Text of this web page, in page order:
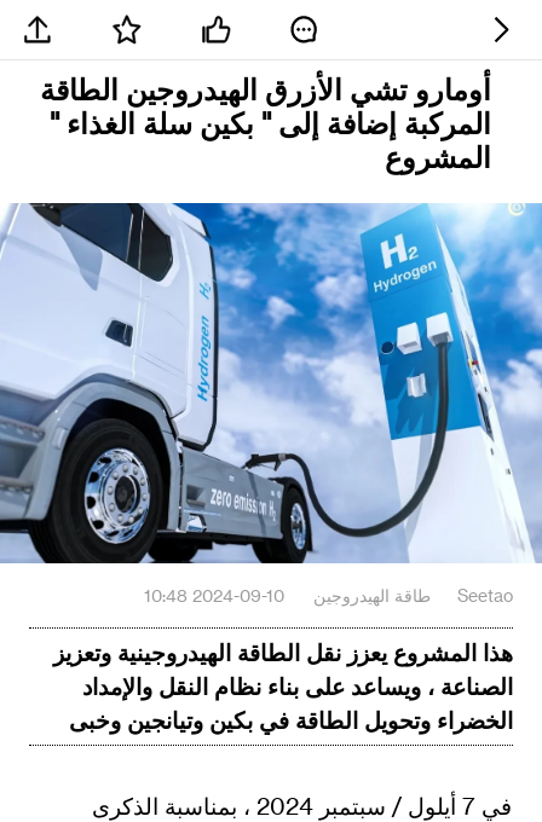
أومارو تشي الأزرق الهيدروجين الطاقة
المركبة إضافة إلى " بكين سلة الغذاء "
المشروع
Seetao طاقة الهيدروجين 2024-09-10 10:48
هذا المشروع يعزز نقل الطاقة الهيدروجينية وتعزيز
الصناعة ، ويساعد على بناء نظام النقل والإمداد
الخضراء وتحويل الطاقة في بكين وتيانجين وخبى
في 7 أيلول / سبتمبر 2024 ، بمناسبة الذكرى